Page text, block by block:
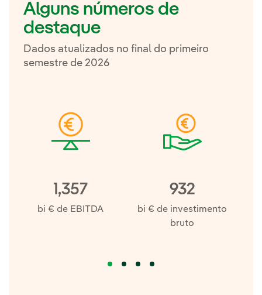
Alguns números de
destaque
Dados atualizados no final do primeiro
semestre de 2026
1,357
bi € de EBITDA
932
bi € de investimento
bruto